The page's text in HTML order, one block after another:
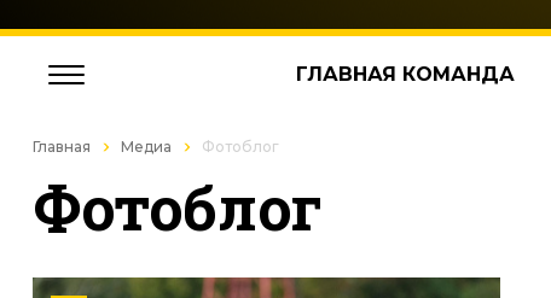
ГЛАВНАЯ КОМАНДА
Главная Медиа Фотоблог
Фотоблог